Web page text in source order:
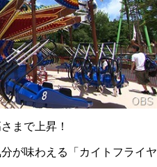
まで上昇！
が味わえる「カイトフライヤ